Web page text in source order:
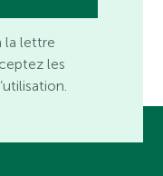
la lettre
les